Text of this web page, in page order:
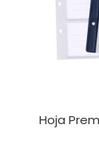
Hoja